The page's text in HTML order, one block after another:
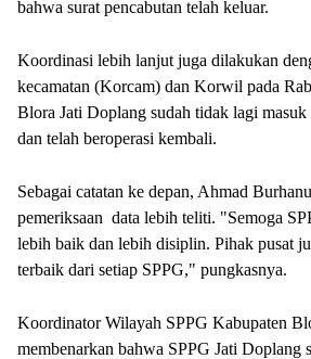
bahwa surat pencabutan telah keluar.
Koordinasi lebih lanjut juga dilakukan
kecamatan (Korcam) dan Korwil pada
Blora Jati Doplang sudah tidak lagi masuk
dan telah beroperasi kembali.
Sebagai catatan ke depan, Ahmad
pemeriksaan data lebih teliti. "Semoga
lebih baik dan lebih disiplin. Pihak pusat
terbaik dari setiap SPPG," pungkasnya.
Koordinator Wilayah SPPG Kabupaten
membenarkan bahwa SPPG Jati Doplang